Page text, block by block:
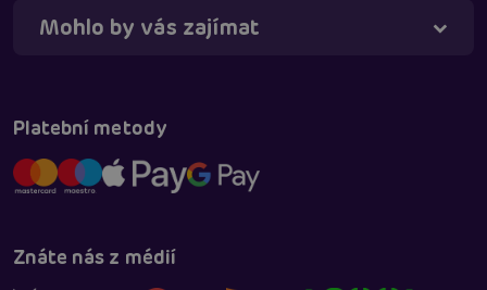
Mohlo by vás zajímat
Platební metody
Znáte nás z médií
Táňa - virtuální asistentka